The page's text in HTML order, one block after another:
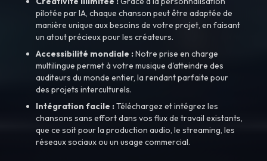
pilotée par IA, chaque chanson peut être adaptée de
manière unique aux besoins de votre projet, en faisant
un atout précieux pour les créateurs.
Accessibilité mondiale :Notre prise en charge
multilingue permet à votre musique d'atteindre des
auditeurs du monde entier, la rendant parfaite pour
des projets interculturels.
Intégration facile :Téléchargez et intégrez les
chansons sans effort dans vos flux de travail existants,
que ce soit pour la production audio, le streaming, les
réseaux sociaux ou un usage commercial.